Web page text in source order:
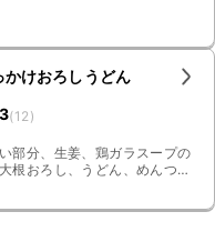
かけおろしうどん
(12 )
部分、生姜、鶏ガラスープの
根おろし、うどん、めんつ